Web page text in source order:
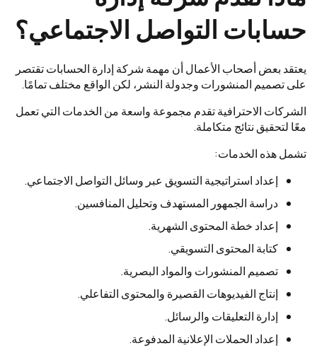
حسابات التواصل الاجتماعي؟
يعتقد بعض أصحاب الأعمال أن مهمة شركة إدارة الحسابات تقتصر
على تصميم المنشورات وجدولة النشر، لكن الواقع مختلف تمامًا.
الشركات الاحترافية تقدم مجموعة واسعة من الخدمات التي تعمل
معًا لتحقيق نتائج متكاملة.
تشمل هذه الخدمات:
إعداد استراتيجية التسويق عبر وسائل التواصل الاجتماعي.
دراسة الجمهور المستهدف وتحليل المنافسين.
إعداد خطة المحتوى الشهرية.
كتابة المحتوى التسويقي.
تصميم المنشورات والمواد البصرية.
إنتاج الفيديوهات القصيرة والمحتوى التفاعلي.
إدارة التعليقات والرسائل.
إعداد الحملات الإعلانية المدفوعة.